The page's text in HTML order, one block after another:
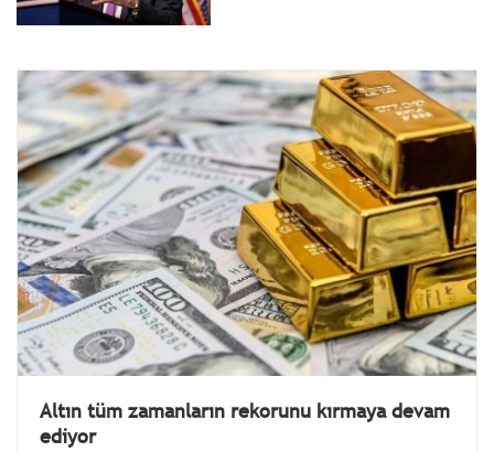
Altın tüm zamanların rekorunu kırmaya devam
ediyor